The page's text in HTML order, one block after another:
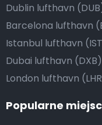
Dublin lufthavn
Barcelona lufthavn
Istanbul lufthavn
Dubai lufthavn (DXB)
London lufthavn
Popularne